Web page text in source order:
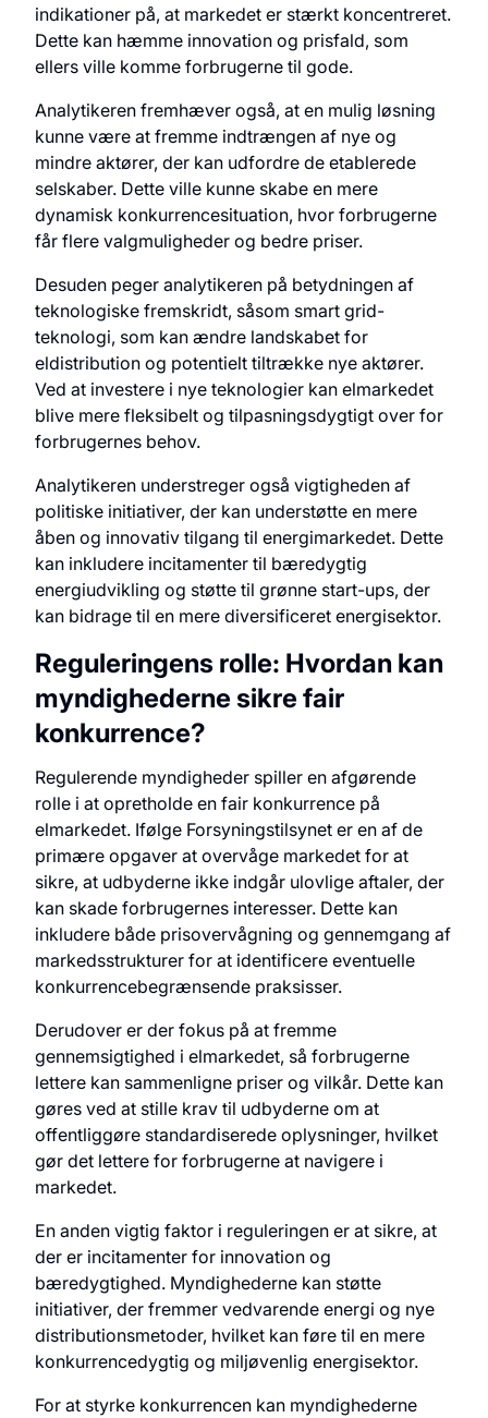
indikationer på, at markedet er stærkt koncentreret.
Dette kan hæmme innovation og prisfald, som
ellers ville komme forbrugerne til gode.
Analytikeren fremhæver også, at en mulig løsning
kunne være at fremme indtrængen af nye og
mindre aktører, der kan udfordre de etablerede
selskaber. Dette ville kunne skabe en mere
dynamisk konkurrencesituation, hvor forbrugerne
får flere valgmuligheder og bedre priser.
Desuden peger analytikeren på betydningen af
teknologiske fremskridt, såsom smart grid-
teknologi, som kan ændre landskabet for
eldistribution og potentielt tiltrække nye aktører.
Ved at investere i nye teknologier kan elmarkedet
blive mere fleksibelt og tilpasningsdygtigt over for
forbrugernes behov.
Analytikeren understreger også vigtigheden af
politiske initiativer, der kan understøtte en mere
åben og innovativ tilgang til energimarkedet. Dette
kan inkludere incitamenter til bæredygtig
energiudvikling og støtte til grønne start-ups, der
kan bidrage til en mere diversificeret energisektor.
Reguleringens rolle: Hvordan kan
myndighederne sikre fair
konkurrence?
Regulerende myndigheder spiller en afgørende
rolle i at opretholde en fair konkurrence på
elmarkedet. Ifølge Forsyningstilsynet er en af de
primære opgaver at overvåge markedet for at
sikre, at udbyderne ikke indgår ulovlige aftaler, der
kan skade forbrugernes interesser. Dette kan
inkludere både prisovervågning og gennemgang af
markedsstrukturer for at identificere eventuelle
konkurrencebegrænsende praksisser.
Derudover er der fokus på at fremme
gennemsigtighed i elmarkedet, så forbrugerne
lettere kan sammenligne priser og vilkår. Dette kan
gøres ved at stille krav til udbyderne om at
offentliggøre standardiserede oplysninger, hvilket
gør det lettere for forbrugerne at navigere i
markedet.
En anden vigtig faktor i reguleringen er at sikre, at
der er incitamenter for innovation og
bæredygtighed. Myndighederne kan støtte
initiativer, der fremmer vedvarende energi og nye
distributionsmetoder, hvilket kan føre til en mere
konkurrencedygtig og miljøvenlig energisektor.
For at styrke konkurrencen kan myndighederne